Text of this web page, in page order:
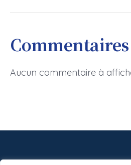
Aucun commentaire à